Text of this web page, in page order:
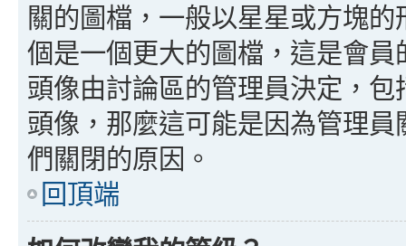
關的圖檔，一般以星星或方塊
個是一個更大的圖檔，這是會
頭像由討論區的管理員決定，
頭像，那麼這可能是因為管理
們關閉的原因。
回頂端